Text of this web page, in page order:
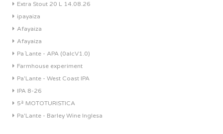
Extra Stout 20 L 14.08.26
ipayaiza
Afayaiza
Afayaiza
Pa´Lante - APA (0alcV1.0)
Farmhouse experiment
Pa'Lante - West Coast IPA
IPA 8-26
5ª MOTOTURISTICA
Pa'Lante - Barley Wine Inglesa